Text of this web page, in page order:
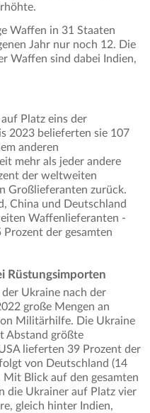
Waffen in 31 Staaten
Jahr nur noch 12. Die
Waffen sind dabei Indien,
Platz eins der
2023 belieferten sie 107
anderen
mehr als jeder andere
der weltweiten
Großlieferanten zurück.
China und Deutschland
Waffenlieferanten -
der gesamten
Rüstungsimporten
Ukraine nach der
große Mengen an
Militärhilfe. Die Ukraine
Abstand größte
lieferten 39 Prozent der
von Deutschland (14
Mit Blick auf den gesamten
die Ukrainer auf Platz vier
gleich hinter Indien,